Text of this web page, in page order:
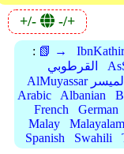
+/- -/+
: 📗 →
القرطوبي
AlMuyassar الميسر
Arabic
Albanian
French
German
Malay
Malayalam
Spanish
Swahili